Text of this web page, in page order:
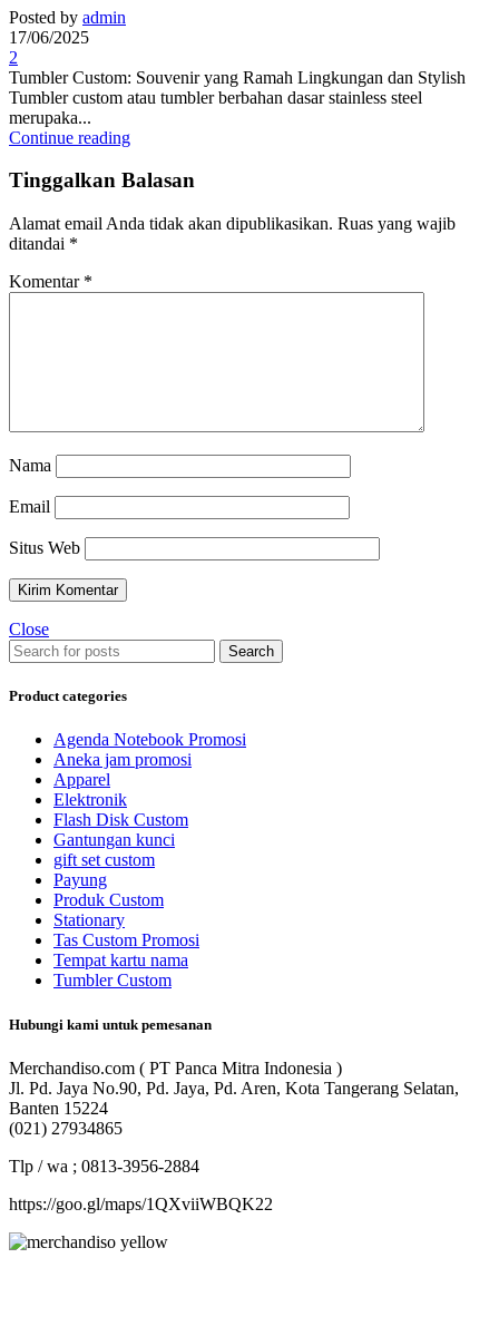
Posted by admin
17/06/2025
2
Tumbler Custom: Souvenir yang Ramah Lingkungan dan Stylish
Tumbler custom atau tumbler berbahan dasar stainless steel
merupaka...
Continue reading
Tinggalkan Balasan
Alamat email Anda tidak akan dipublikasikan. Ruas yang wajib
ditandai *
Komentar *
Nama
Email
Situs Web
Close
Search
Product categories
Agenda Notebook Promosi
Aneka jam promosi
Apparel
Elektronik
Flash Disk Custom
Gantungan kunci
gift set custom
Payung
Produk Custom
Stationary
Tas Custom Promosi
Tempat kartu nama
Tumbler Custom
Hubungi kami untuk pemesanan
Merchandiso.com ( PT Panca Mitra Indonesia )
Jl. Pd. Jaya No.90, Pd. Jaya, Pd. Aren, Kota Tangerang Selatan,
Banten 15224
(021) 27934865
Tlp / wa ; 0813-3956-2884
https://goo.gl/maps/1QXviiWBQK22